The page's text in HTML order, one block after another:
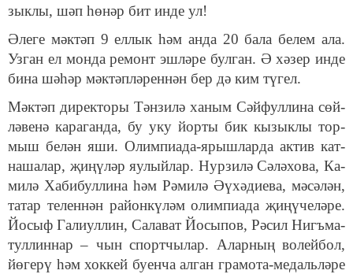
зык­лы, шәп һө­нәр бит ин­де ул!
Әле­ге мәк­тәп 9 ел­лык һәм ан­да 20 ба­ла бе­лем ала.
Уз­ган ел мон­да ре­монт эш­лә­ре бул­ган. Ә хә­зер ин­де
би­на шә­һәр мәк­тәп­лә­рен­нән бер дә ким тү­гел.
Мәк­тәп ди­рек­то­ры Тән­зи­лә ха­ным Сәй­фул­ли­на сөй­
лә­ве­нә ка­ра­ган­да, бу уку йор­ты бик кы­зык­лы тор­
мыш бе­лән яши. Олим­пи­а­да-ярыш­лар­да ак­тив кат­
на­ша­лар, җи­ңү­ләр яу­лый­лар. Нур­зи­лә Сә­лә­хо­ва, Ка­
ми­лә Ха­би­бул­лина һәм Рә­ми­лә Әү­хә­ди­е­ва, мә­сә­лән,
та­тар те­лен­нән ра­йон­кү­ләм олим­пи­а­да җи­ңү­че­лә­ре.
Йо­сыф Га­лиул­лин, Са­ла­ват Йо­сы­пов, Рә­сил Нигъ­ма­
тул­лин­нар – чын спорт­чы­лар. Алар­ның во­лей­бол,
йө­ге­рү һәм хок­кей бу­ен­ча ал­ган гра­мо­та-ме­даль­лә­ре